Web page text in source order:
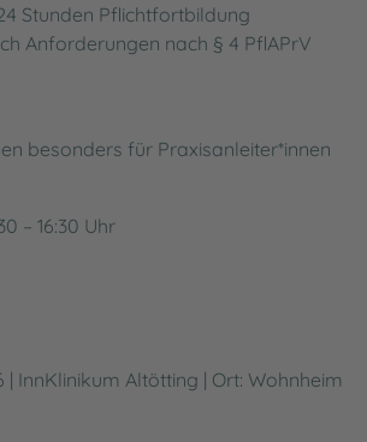
Stunden Pflichtfortbildung
Anforderungen nach § 4 PflAPrV
besonders für Praxisanleiter*innen
– 16:30 Uhr
| InnKlinikum Altötting | Ort: Wohnheim